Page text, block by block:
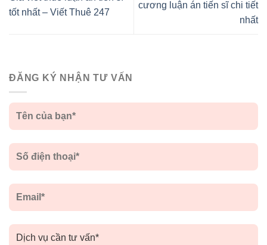
tốt nhất – Viết Thuê 247
cương luận án tiến sĩ chi tiết
nhất
ĐĂNG KÝ NHẬN TƯ VẤN